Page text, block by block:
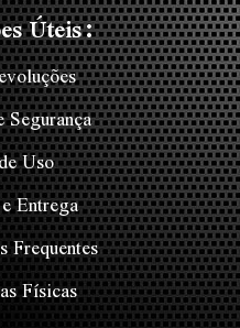
Úteis:
Uso
Entrega
Frequentes
Físicas